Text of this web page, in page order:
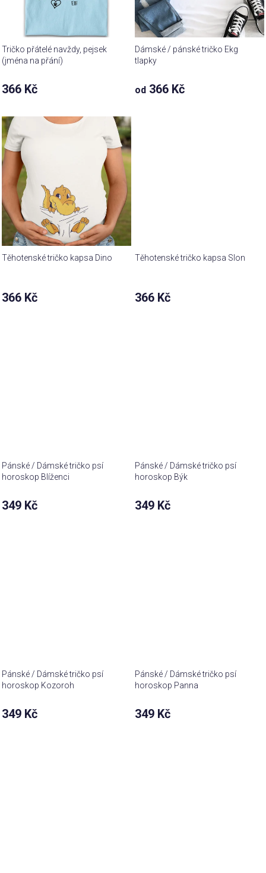
Tričko přátelé navždy, pejsek
(jména na přání)
Průměrné
hodnocení
366 Kč
Dámské / pánské tričko Ekg
tlapky
od 366 Kč
Těhotenské tričko kapsa Dino
366 Kč
Těhotenské tričko kapsa Slon
366 Kč
Pánské / Dámské tričko psí
horoskop Blíženci
349 Kč
Pánské / Dámské tričko psí
horoskop Býk
349 Kč
Pánské / Dámské tričko psí
horoskop Kozoroh
349 Kč
Pánské / Dámské tričko psí
horoskop Panna
349 Kč